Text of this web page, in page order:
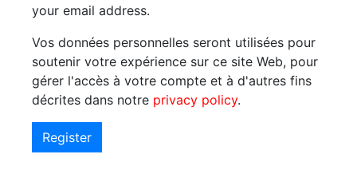
your email address.
Vos données personnelles seront utilisées pour
soutenir votre expérience sur ce site Web, pour
gérer l'accès à votre compte et à d'autres fins
décrites dans notre privacy policy.
Register